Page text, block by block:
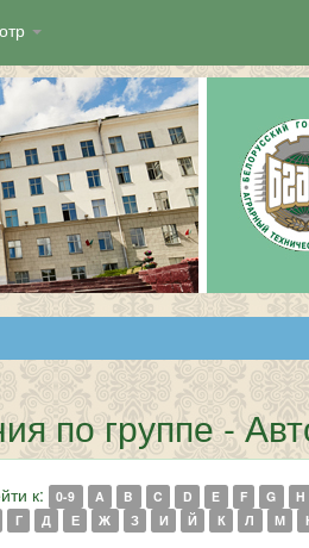
по группе -
к: 0-9 A B C D E F G H
Г Д Е Ж З И Й К Л М